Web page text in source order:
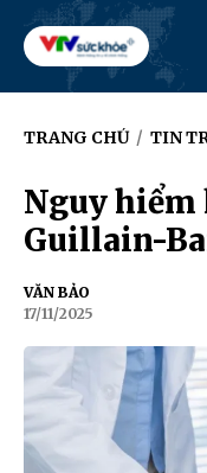
TRANG CHỦ / TIN
Nguy
Guillain-
VĂN BẢO
17/11/2025